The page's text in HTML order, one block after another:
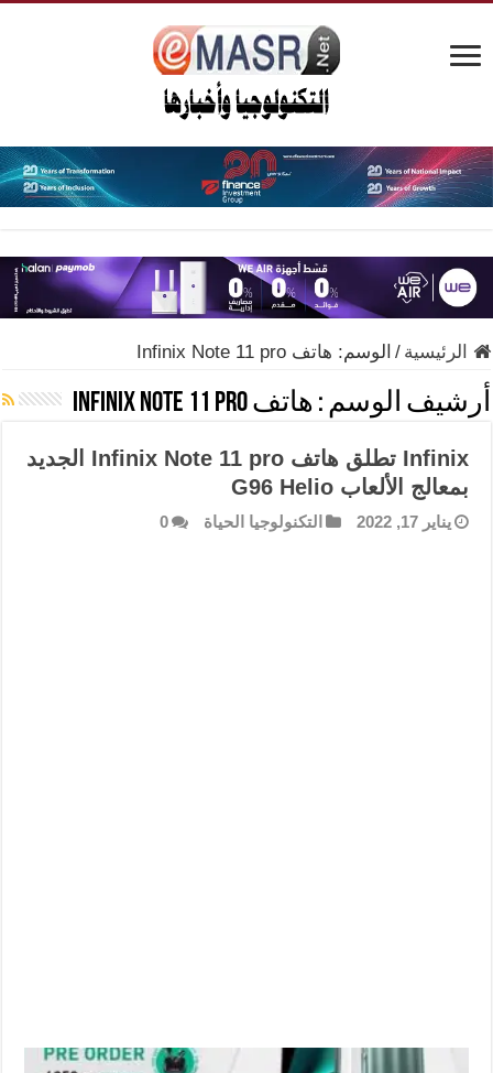
الرئيسية / الوسم: هاتف Infinix Note 11 pro
أرشيف الوسم : هاتف Infinix Note 11 pro
Infinix تطلق هاتف Infinix Note 11 pro الجديد
بمعالج الألعاب G96 Helio
يناير 17, 2022 التكنولوجيا الحياة 0